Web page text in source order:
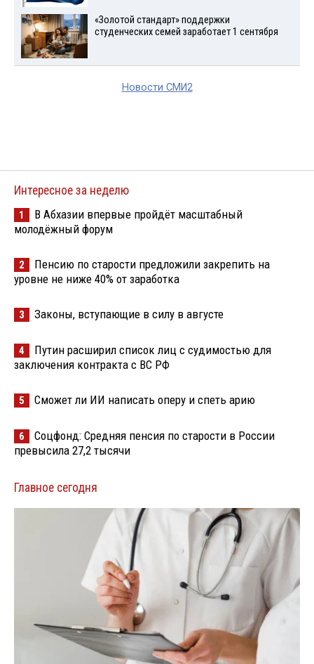
«Золотой стандарт» поддержки
студенческих семей заработает 1 сентября
Новости СМИ2
Интересное за неделю
1
В Абхазии впервые пройдёт масштабный
молодёжный форум
2
Пенсию по старости предложили закрепить на
уровне не ниже 40% от заработка
3 Законы, вступающие в силу в августе
4
Путин расширил список лиц с судимостью для
заключения контракта с ВС РФ
5 Сможет ли ИИ написать оперу и спеть арию
6
Соцфонд: Средняя пенсия по старости в России
превысила 27,2 тысячи
Главное сегодня